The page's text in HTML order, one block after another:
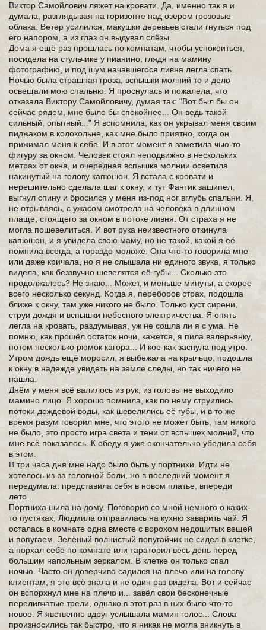
Виктор Самойлович ляжет на кровати. Да, именно так я и
думала, разглядывая на горизонте над озером грозовые
облака. Ветер усилился, макушки деревьев стали гнуться под
его напором, а из глаз он выдувал слёзы.
Дома я ещё раз прошлась по комнатам, чтобы успокоиться,
посидела на стульчике у пианино, глядя на мамину
фотографию, и под шум начавшегося ливня легла спать.
Ночью была страшная гроза, вспышки молний то и дело
освещали мою спальню. Я проснулась и пожалела, что
отказала Виктору Самойловичу, думая так: "Вот был бы он
сейчас рядом, мне было бы спокойнее... Он ведь такой
сильный, опытный..." Я вспомнила, как он укрывал меня своим
пиджаком в колокольне, как мне было приятно, когда он
прижимал меня к себе. И в этот момент я заметила чью-то
фигуру за окном. Человек стоял неподвижно в нескольких
метрах от окна, и очередная вспышка молнии осветила
накинутый на голову капюшон. Я встала с кровати и
нерешительно сделала шаг к окну, и тут Фантик зашипел,
выгнул спину и бросился у меня из-под ног вглубь спальни. Я,
не отрываясь, с ужасом смотрела на человека в длинном
плаще, стоящего за окном в потоке ливня. От страха я не
могла пошевелиться. И вот рука неизвестного откинула
капюшон, и я увидела свою маму, но не такой, какой я её
помнила всегда, а гораздо моложе. Она что-то говорила мне
или даже кричала, но я не слышала ни единого звука, я только
видела, как беззвучно шевелятся её губы... Сколько это
продолжалось? Не знаю... Может, и меньше минуты, а скорее
всего несколько секунд. Когда я, переборов страх, подошла
ближе к окну, там уже никого не было. Только куст сирени,
струи дождя и вспышки небесного электричества. Я опять
легла на кровать, раздумывая, уж не сошла ли я с ума. Не
помню, как прошёл остаток ночи, кажется, я пила валерьянку,
потом несколько рюмок кагора... И кое-как заснула под утро.
Утром дождь ещё моросил, я выбежала на крыльцо, подошла
к окну в надежде увидеть на земле следы, но так ничего не
нашла.
Днём у меня всё валилось из рук, из головы не выходило
мамино лицо. Я хорошо помнила, как по нему струились
потоки дождевой воды, как шевелились её губы, и в то же
время разум говорил мне, что этого не может быть, там никого
не было, это просто игра света и тени от вспышек молний, что
мне всё показалось. К обеду я уже окончательно убедила себя
в этом.
В три часа дня мне надо было быть у портнихи. Идти не
хотелось из-за головной боли, но в последний момент я
передумала: представила себя в новом платье, впереди
лето...
Портниха шила на дому. Поговорив со мной немного о каких-
то пустяках, Людмила отправилась на кухню заварить чай. Я
осталась в комнате одна вместе с ворохом недошитых вещей
и попугаем. Зелёный волнистый попугайчик не сидел в клетке,
а порхал себе по комнате или тараторил весь день перед
большим напольным зеркалом. В клетке он только спал
ночью. Часто он доверчиво садился на плечо или на голову
клиентам, я это всё знала и не один раз видела. Вот и сейчас
он вспорхнул мне на плечо и... завёл свои бесконечные
переливчатые трели, однако в этот раз в них было что-то
новое. Я явственно вдруг услышала мамин голос... Слова
произносились так быстро, что я никак не могла вникнуть в